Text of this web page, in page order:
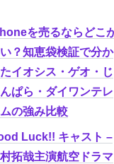
を売るならどこ
？知恵袋検証で分か
イオシス・ゲオ・じ
ぱら・ダイワンテレ
の強み比較
Luck!! キャスト –
拓哉主演航空ドラマ